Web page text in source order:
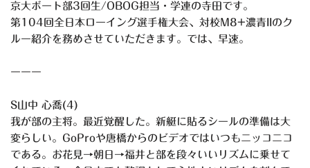
京大ボート部3回生/OBOG担当・学連の寺田です。
第104回全日本ローイング選手権大会、対校M8+濃青IIのク
ルー紹介を務めさせていただきます。では、早速。
ーーー
S山中 心喬(4)
我が部の主将。最近覚醒した。新艇に貼るシールの準備は大
変らしい。GoProや唐橋からのビデオではいつもニッコニコ
である。お花見→朝日→福井と部を段々いいリズムに乗せて